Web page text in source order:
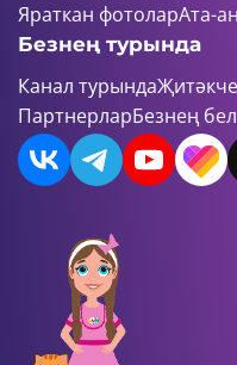
Яраткан фотоларАта-
Безнең турында
Канал турында
ПартнерларБезнең